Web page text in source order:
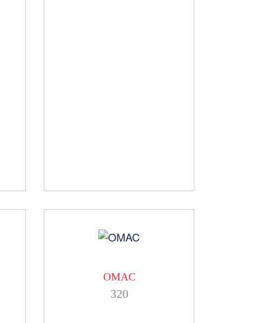
OMAC
320